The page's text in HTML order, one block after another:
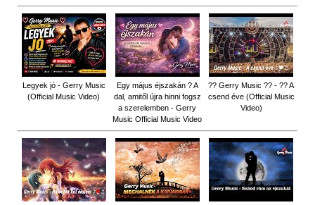
Legyek jó - Gerry Music
(Official Music Video)
Egy május éjszakán ? A
dal, amitől újra hinni fogsz
a szerelemben - Gerry
Music Official Music Video
?? Gerry Music ?? - ?? A
csend éve (Official Music
Video)